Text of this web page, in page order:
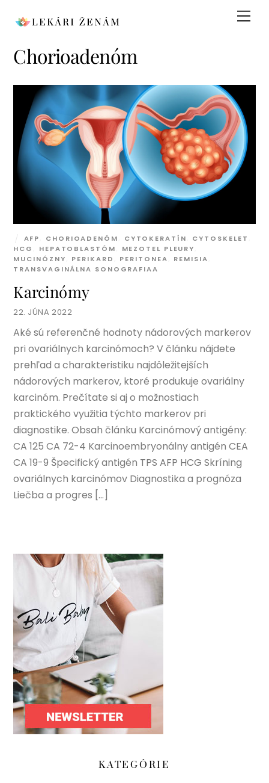
Chorioadenóm
22. JÚNA 2022
Karcinómy
AFP CHORIOADENÓM CYTOKERATÍN CYTOSKELET
HCG
HEPATOBLASTÓM MEZOTEL PLEURY
MUCINÓZNY
PERIKARD PERITONEA REMISIA
TRANSVAGINÁLNA SONOGRAFIAA
Aké sú referenčné hodnoty nádorových markerov
pri ovariálnych karcinómoch? V článku nájdete
prehľad a charakteristiku najdôležitejších
nádorových markerov, ktoré produkuje ovariálny
karcinóm. Prečítate si aj o možnostiach
praktického využitia týchto markerov pri
diagnostike. Obsah článku Karcinómový antigény:
CA 125 CA 72-4 Karcinoembryonálny antigén CEA
CA 19-9 Špecifický antigén TPS AFP HCG Skríning
ovariálnych karcinómov Diagnostika a prognóza
Liečba a progres […]
KATEGÓRIE